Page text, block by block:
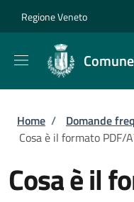
Regione Veneto
Briciole di
Home / Domande
Cosa è il formato PDF/
Cosa è il